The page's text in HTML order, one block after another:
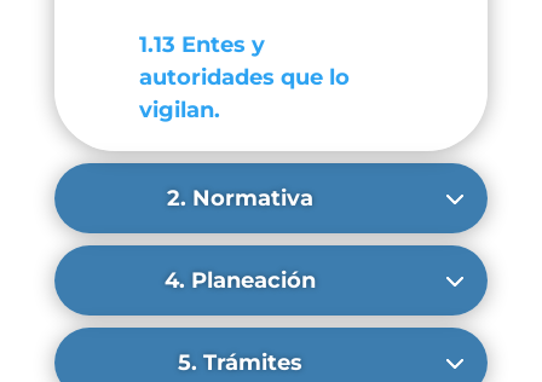
1.13 Entes y
autoridades que lo
vigilan.
2. Normativa
4. Planeación
5. Trámites